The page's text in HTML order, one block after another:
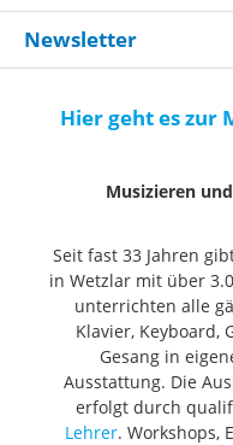
Newsletter
Hier geht es zur
Musizieren
Seit fast 33 Jahren
in Wetzlar mit über
unterrichten alle
Klavier, Keyboard,
Gesang in
Ausstattung. Die
erfolgt durch
Lehrer. Workshops,